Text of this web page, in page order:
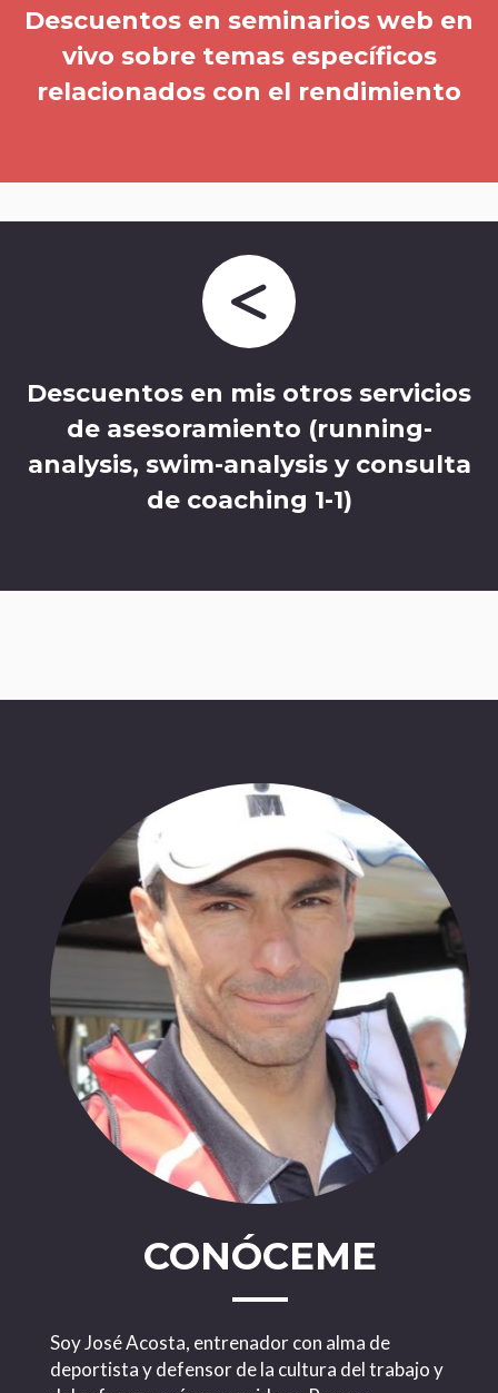
Descuentos en seminarios web en
vivo sobre temas específicos
relacionados con el rendimiento
Descuentos en mis otros servicios
de asesoramiento (running-
analysis, swim-analysis y consulta
de coaching 1-1)
CONÓCEME
Soy José Acosta, entrenador con alma de
deportista y defensor de la cultura del trabajo y